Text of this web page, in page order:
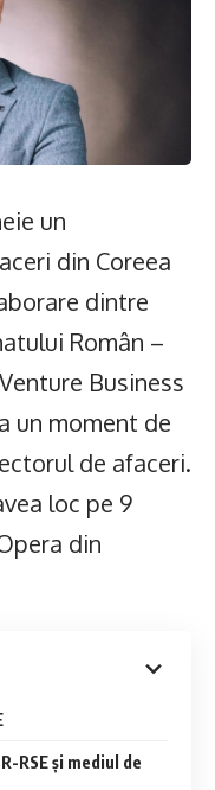
un
din Coreea
dintre
Român –
Business
un moment de
de afaceri.
loc pe 9
din
RSE și mediul de